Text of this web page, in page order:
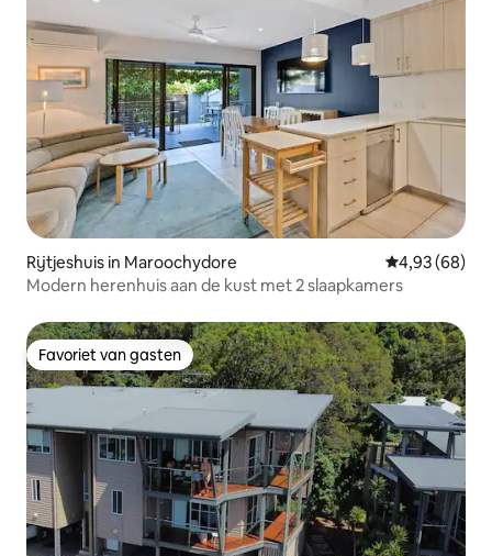
Rijtjeshuis in Maroochydore Gemiddelde
4,93 (68)
Modern herenhuis aan de kust met 2 slaapkamers
Favoriet van gasten
Favoriet van gasten